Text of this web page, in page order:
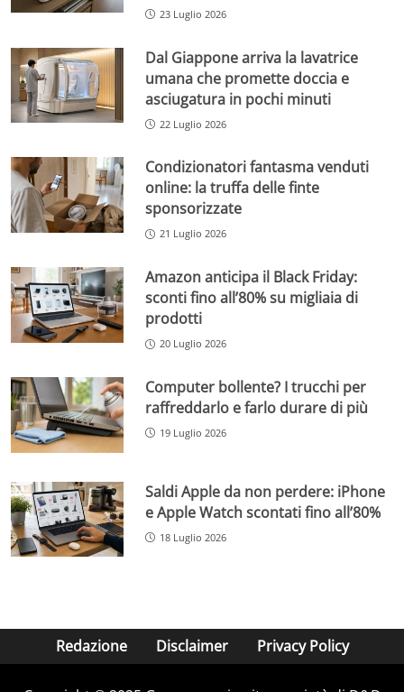
23 Luglio 2026
Dal Giappone arriva la lavatrice
umana che promette doccia e
asciugatura in pochi minuti
22 Luglio 2026
Condizionatori fantasma venduti
online: la truffa delle finte
sponsorizzate
21 Luglio 2026
Amazon anticipa il Black Friday:
sconti fino all’80% su migliaia di
prodotti
20 Luglio 2026
Computer bollente? I trucchi per
raffreddarlo e farlo durare di più
19 Luglio 2026
Saldi Apple da non perdere: iPhone
e Apple Watch scontati fino all’80%
18 Luglio 2026
Redazione Disclaimer Privacy Policy